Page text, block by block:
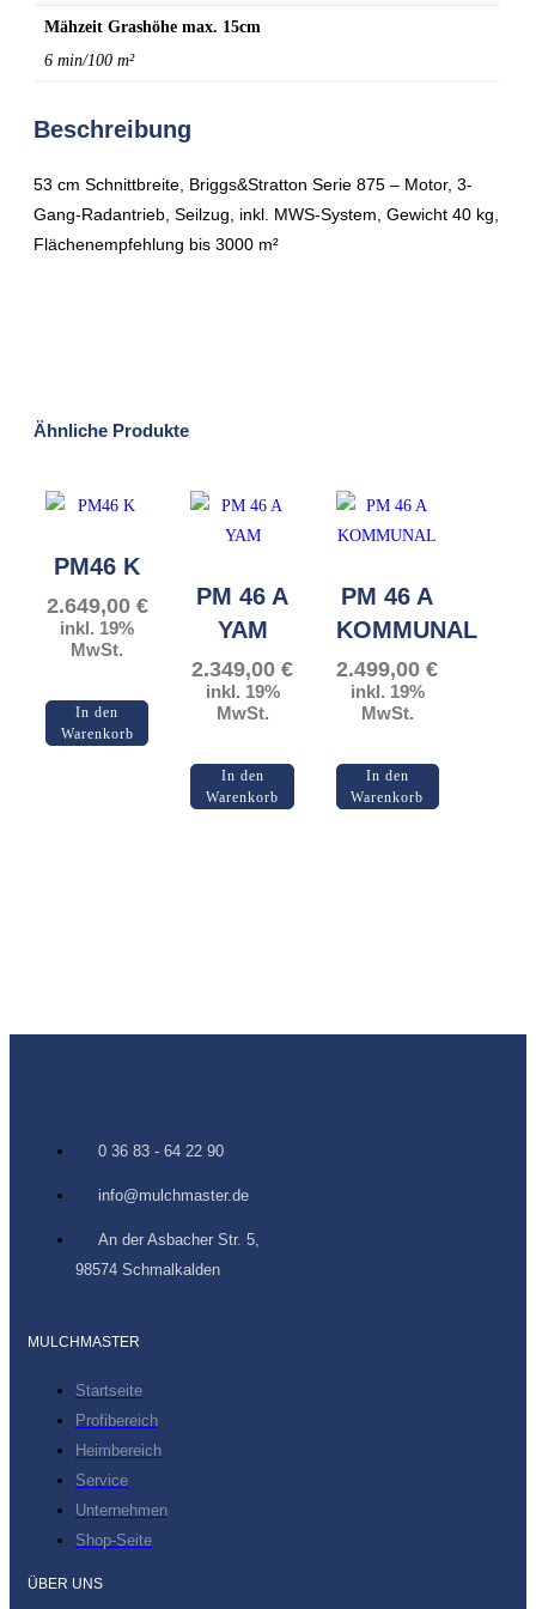
Mähzeit Grashöhe max. 15cm
6 min/100 m²
Beschreibung
53 cm Schnittbreite, Briggs&Stratton Serie 875 – Motor, 3-
Gang-Radantrieb, Seilzug, inkl. MWS-System, Gewicht 40 kg,
Flächenempfehlung bis 3000 m²
Ähnliche Produkte
PM46 K
2.649,00 €
inkl. 19%
MwSt.
In den
Warenkorb
PM 46 A
YAM
2.349,00€
inkl. 19%
MwSt.
In den
Warenkorb
PM 46 A
KOMMUNAL
2.499,00€
inkl. 19%
MwSt.
In den
Warenkorb
0 36 83 - 64 22 90
info@mulchmaster.de
An der Asbacher Str. 5,
98574 Schmalkalden
MULCHMASTER
Startseite
Profibereich
Heimbereich
Service
Unternehmen
Shop-Seite
ÜBER UNS